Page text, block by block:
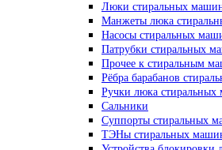
Люки стиральных
Манжеты люка
Насосы стиральных
Патрубки стиральных
Прочее к стиральным
Рёбра барабанов
Ручки люка
Сальники
Суппорты стиральных
ТЭНы стиральных